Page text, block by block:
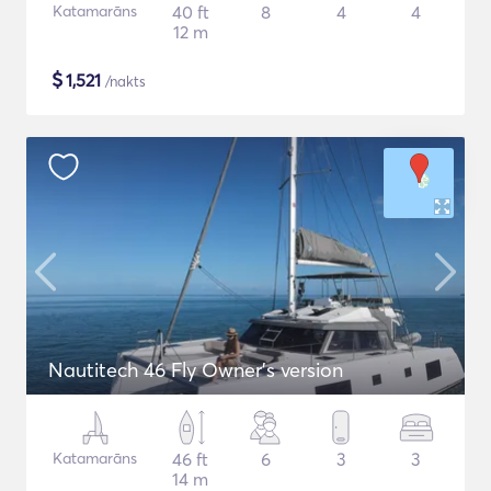
Katamarāns
40 ft
12 m
8 4 4
$1,521 /nakts
Nautitech 46 Fly Owner's version
Katamarāns
46 ft
14 m
6 3 3